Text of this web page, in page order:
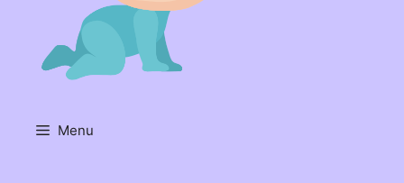
Menu